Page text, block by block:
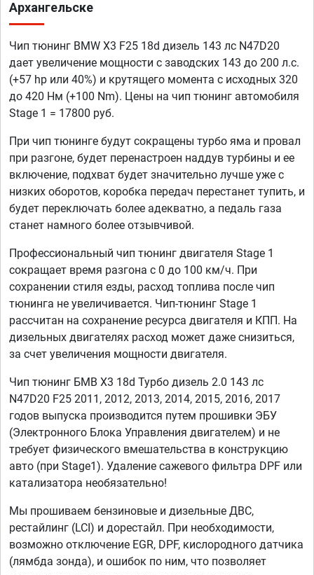
Архангельске
Чип тюнинг BMW X3 F25 18d дизель 143 лс N47D20
дает увеличение мощности с заводских 143 до 200 л.с.
(+57 hp или 40%) и крутящего момента с исходных 320
до 420 Нм (+100 Nm). Цены на чип тюнинг автомобиля
Stage 1 = 17800 руб.
При чип тюнинге будут сокращены турбо яма и провал
при разгоне, будет перенастроен наддув турбины и ее
включение, подхват будет значительно лучше уже с
низких оборотов, коробка передач перестанет тупить, и
будет переключать более адекватно, а педаль газа
станет намного более отзывчивой.
Профессиональный чип тюнинг двигателя Stage 1
сокращает время разгона с 0 до 100 км/ч. При
сохранении стиля езды, расход топлива после чип
тюнинга не увеличивается. Чип-тюнинг Stage 1
рассчитан на сохранение ресурса двигателя и КПП. На
дизельных двигателях расход может даже снизиться,
за счет увеличения мощности двигателя.
Чип тюнинг БМВ Х3 18d Турбо дизель 2.0 143 лс
N47D20 F25 2011, 2012, 2013, 2014, 2015, 2016, 2017
годов выпуска производится путем прошивки ЭБУ
(Электронного Блока Управления двигателем) и не
требует физического вмешательства в конструкцию
авто (при Stage1). Удаление сажевого фильтра DPF или
катализатора необязательно!
Мы прошиваем бензиновые и дизельные ДВС,
рестайлинг (LCI) и дорестайл. При необходимости,
возможно отключение EGR, DPF, кислородного датчика
(лямбда зонда), и ошибок по ним, что позволяет